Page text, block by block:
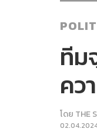
ทีม
คว
โดย THE